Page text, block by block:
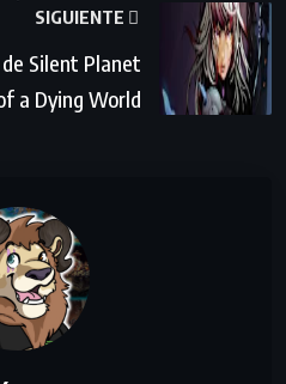
SIGUIENTE
Silent Planet
a Dying World